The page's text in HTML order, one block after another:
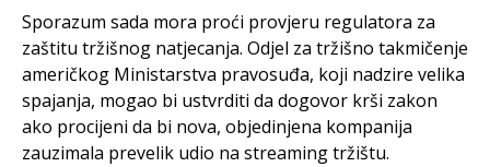
Sporazum sada mora proći provjeru regulatora za
zaštitu tržišnog natjecanja. Odjel za tržišno takmičenje
američkog Ministarstva pravosuđa, koji nadzire velika
spajanja, mogao bi ustvrditi da dogovor krši zakon
ako procijeni da bi nova, objedinjena kompanija
zauzimala prevelik udio na streaming tržištu.